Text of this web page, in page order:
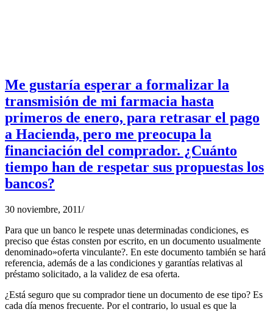
Me gustaría esperar a formalizar la
transmisión de mi farmacia hasta
primeros de enero, para retrasar el pago
a Hacienda, pero me preocupa la
financiación del comprador. ¿Cuánto
tiempo han de respetar sus propuestas los
bancos?
30 noviembre, 2011/
Para que un banco le respete unas determinadas condiciones, es
preciso que éstas consten por escrito, en un documento usualmente
denominado»oferta vinculante?. En este documento también se hará
referencia, además de a las condiciones y garantías relativas al
préstamo solicitado, a la validez de esa oferta.
¿Está seguro que su comprador tiene un documento de ese tipo? Es
cada día menos frecuente. Por el contrario, lo usual es que la